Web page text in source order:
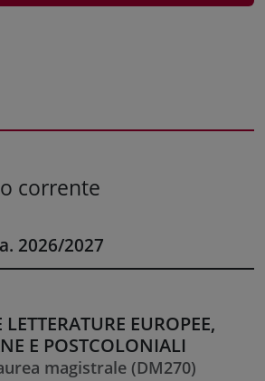
corrente
2026/2027
EUROPEE,
E POSTCOLONIALI
magistrale (DM270)